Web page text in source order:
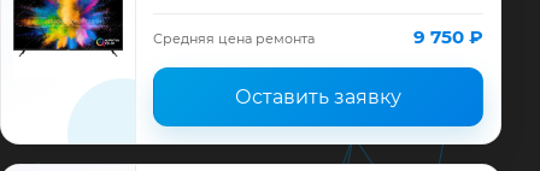
ремонта, запчасти и гарантия до 12
месяцев.
Средняя цена ремонта 9 750 ₽
Оставить заявку